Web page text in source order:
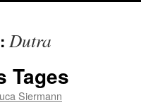
Dutra
Tages
Siermann